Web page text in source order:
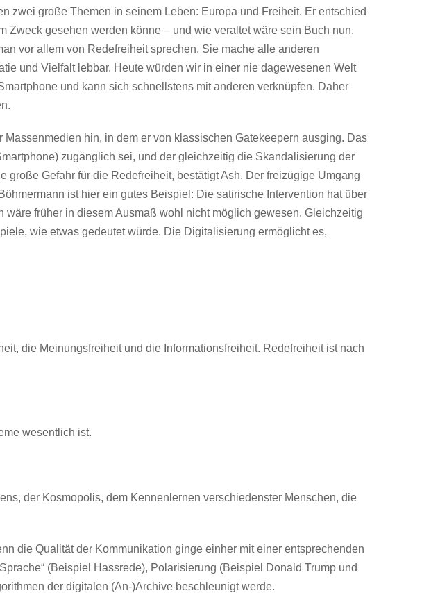
zwei große Themen in seinem Leben: Europa und Freiheit. Er entschied
Zweck gesehen werden könne – und wie veraltet wäre sein Buch nun,
vor allem von Redefreiheit sprechen. Sie mache alle anderen
und Vielfalt lebbar. Heute würden wir in einer nie dagewesenen Welt
und kann sich schnellstens mit anderen verknüpfen. Daher
hin, in dem er von klassischen Gatekeepern ausging. Das
zugänglich sei, und der gleichzeitig die Skandalisierung der
Gefahr für die Redefreiheit, bestätigt Ash. Der freizügige Umgang
ist hier ein gutes Beispiel: Die satirische Intervention hat über
früher in diesem Ausmaß wohl nicht möglich gewesen. Gleichzeitig
wie etwas gedeutet würde. Die Digitalisierung ermöglicht es,
die Meinungsfreiheit und die Informationsfreiheit. Redefreiheit ist nach
wesentlich ist.
der Kosmopolis, dem Kennenlernen verschiedenster Menschen, die
die Qualität der Kommunikation ginge einher mit einer entsprechenden
(Beispiel Hassrede), Polarisierung (Beispiel Donald Trump und
der digitalen (An-)Archive beschleunigt werde.